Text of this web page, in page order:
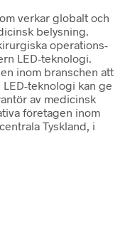
verkar globalt och
belysning.
operations-
LED-teknologi.
inom branschen att
teknologi kan ge
av medicinsk
företagen inom
Tyskland, i